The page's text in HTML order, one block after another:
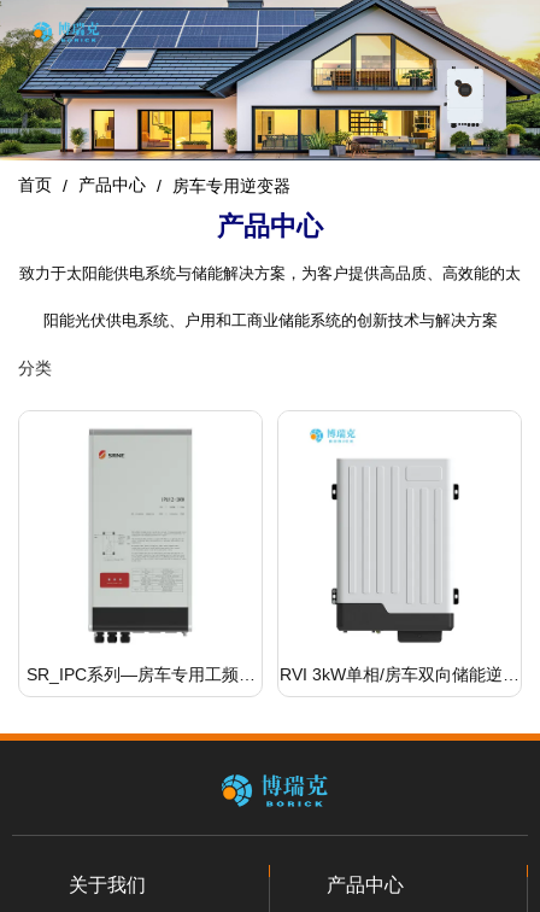
首页 / 产品中心 / 房车专用逆变器
产品中心
致力于太阳能供电系统与储能解决方案，为客户提供高品质、高效能的太
阳能光伏供电系统、户用和工商业储能系统的创新技术与解决方案
分类
SR_IPC系列—房车专用工频双 RVI 3kW单相/房车双向储能逆变
关于我们 产品中心